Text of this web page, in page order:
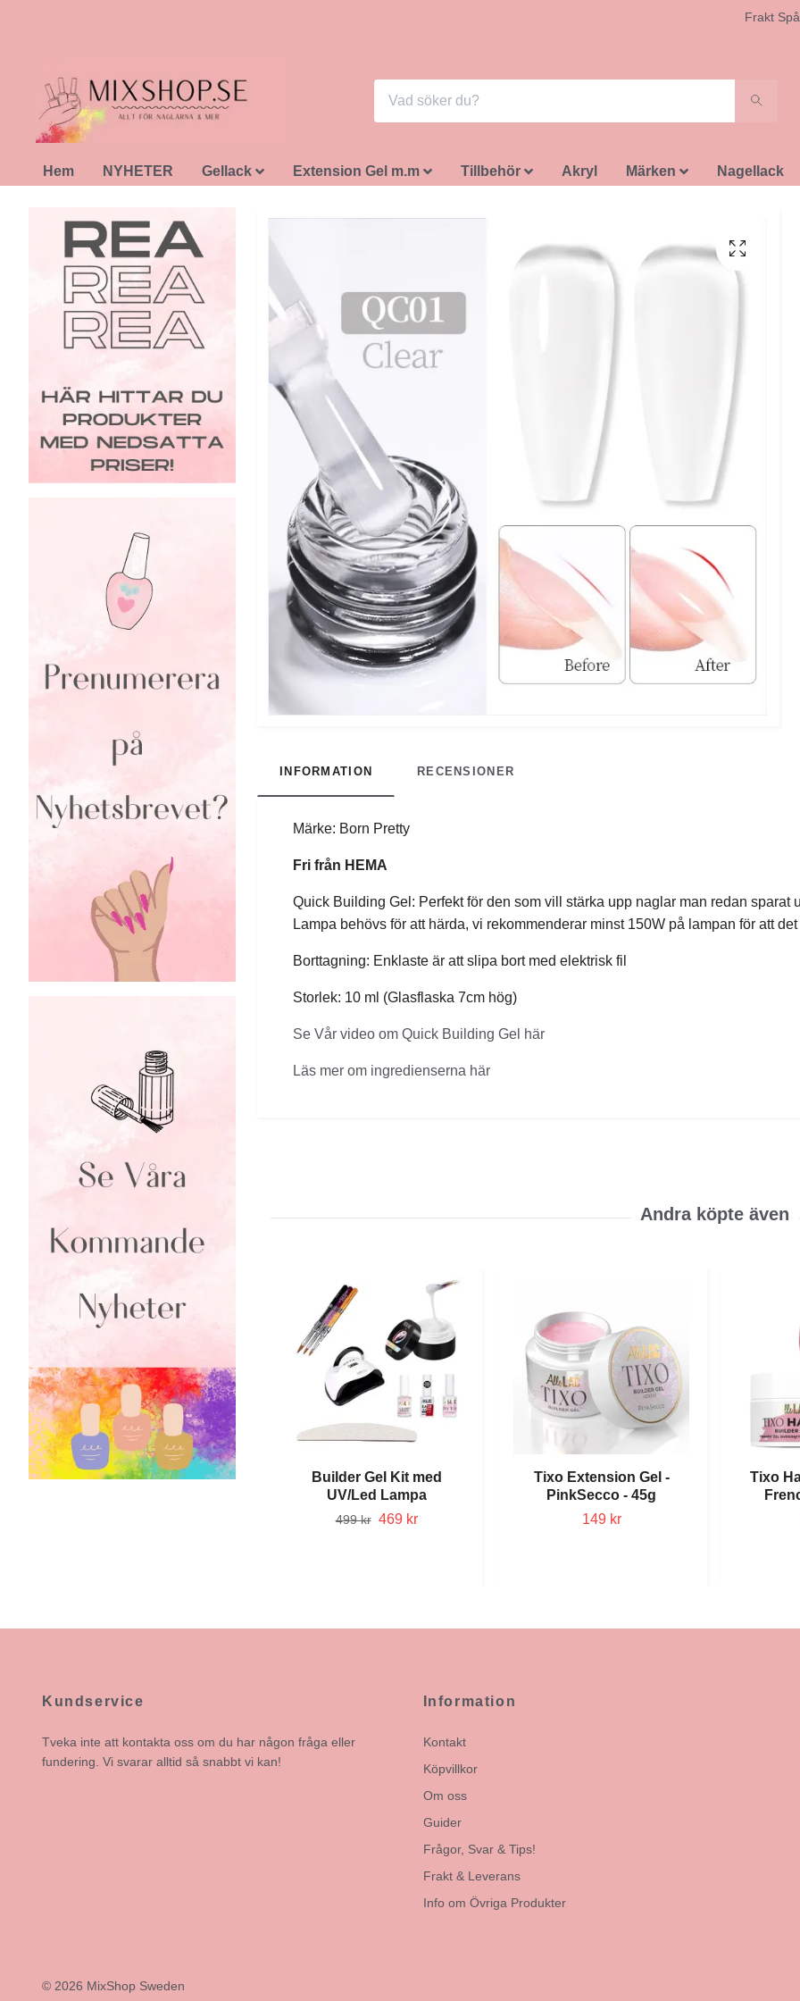
Frakt
Hem NYHETER Gellack Extension Gel m.m Tillbehör Akryl Märken Nagellack
INFORMATION RECENSIONER
Märke: Born Pretty
Fri från HEMA
Quick Building Gel: Perfekt för den som vill stärka upp naglar man redan sparat
Lampa behövs för att härda, vi rekommenderar minst 150W på lampan för att
Borttagning: Enklaste är att slipa bort med elektrisk fil
Storlek: 10 ml (Glasflaska 7cm hög)
Se Vår video om Quick Building Gel här
Läs mer om ingredienserna här
Builder Gel Kit med
UV/Led Lampa
499 kr 469 kr
Tixo Extension Gel -
PinkSecco - 45g
149 kr
Tixo
Kundservice
Tveka inte att kontakta oss om du har någon fråga eller
fundering. Vi svarar alltid så snabbt vi kan!
Information
Kontakt
Köpvillkor
Om oss
Guider
Frågor, Svar & Tips!
Frakt & Leverans
Info om Övriga Produkter
© 2026 MixShop Sweden